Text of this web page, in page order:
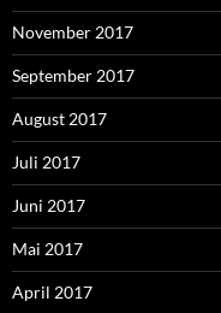
November 2017
September 2017
August 2017
Juli 2017
Juni 2017
Mai 2017
April 2017